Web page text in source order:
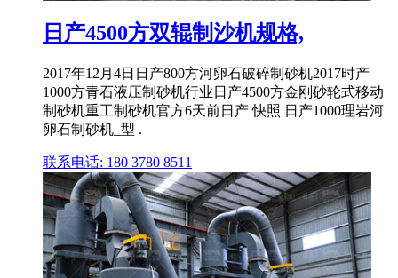
日产4500方双辊制沙机规格,
2017年12月4日日产800方河卵石破碎制砂机2017时产
1000方青石液压制砂机行业日产4500方金刚砂轮式移动
制砂机重工制砂机官方6天前日产 快照 日产1000理岩河
卵石制砂机_型 .
联系电话: 180 3780 8511